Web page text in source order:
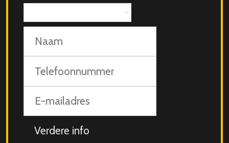
personen
mailadres
Aanvullende
info